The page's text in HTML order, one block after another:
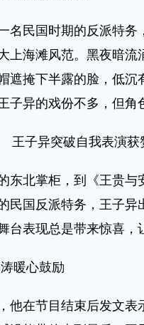
民国时期的反派特务
上海滩风范。黑夜暗
遮掩下半露的脸，低沉
子异的戏份不多，但角
王子异突破自我表演获
北掌柜，到《王贵与
民国反派特务，王子
台表现总是带来惊喜，
暖心鼓励
在节目结束后发文表